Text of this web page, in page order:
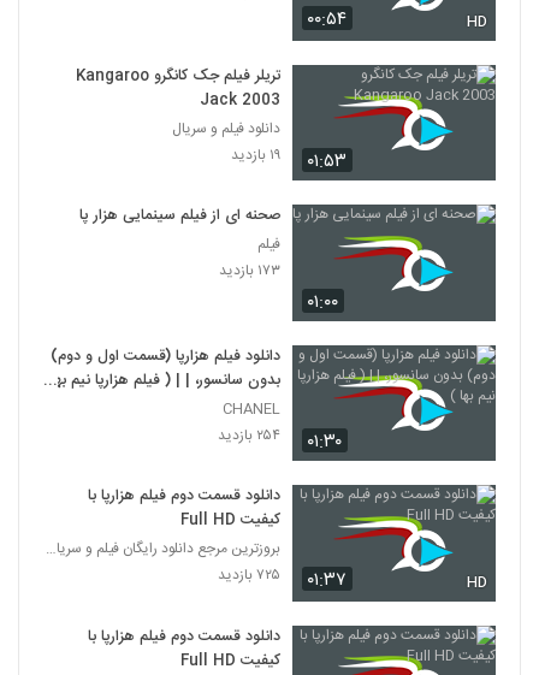
۰۰:۵۴ HD
۰۱:۵۳
تریلر فیلم جک کانگرو Kangaroo
Jack 2003
دانلود فیلم و سریال
۱۹ بازدید
۰۱:۰۰
صحنه ای از فیلم سینمایی هزار پا
فیلم
۱۷۳ بازدید
۰۱:۳۰
دانلود فیلم هزارپا (قسمت اول و دوم)
بدون سانسور، | | ( فیلم هزارپا نیم بها
)
CHANEL
۲۵۴ بازدید
۰۱:۳۷ HD
دانلود قسمت دوم فیلم هزارپا با
کیفیت Full HD
بروزترین مرجع دانلود رایگان فیلم و سریال ایرانی
۷۲۵ بازدید
دانلود قسمت دوم فیلم هزارپا با
کیفیت Full HD